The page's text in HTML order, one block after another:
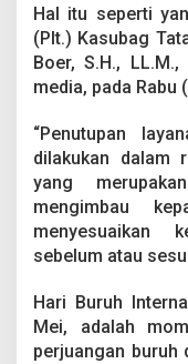
u
l
a
u
a
T
u
u
p
a
n
a
n
Hal itu seperti
(Plt.) Kasubag
Boer, S.H.,
media, pada Rabu
“Penutupan
dilakukan dalam
yang
mengimbau
menyesuaikan
sebelum atau
Hari Buruh
Mei, adalah
perjuangan buruh